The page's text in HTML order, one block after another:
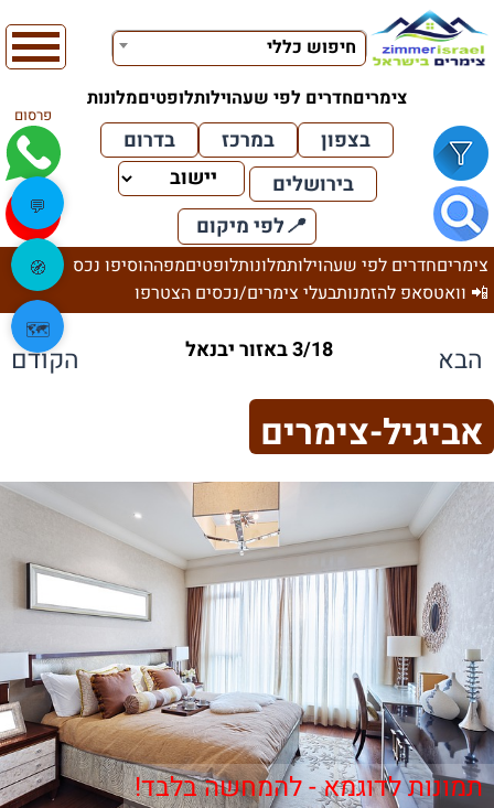
חיפוש כללי
צימריםחדרים לפי שעהוילותלופטיםמלונות
פרסום
בצפון במרכז
בדרום
בירושלים
📍לפי מיקום
צימריםחדרים לפי שעהוילותמלונותלופטיםמפההוסיפו נכס
📲 וואטסאפ להזמנותבעלי צימרים/נכסים הצטרפו
הבא 3/18 באזור יבנאל הקודם
אביגיל-צימרים
תמונות לדוגמא - להמחשה בלבד!
💬
🧭
🗺️